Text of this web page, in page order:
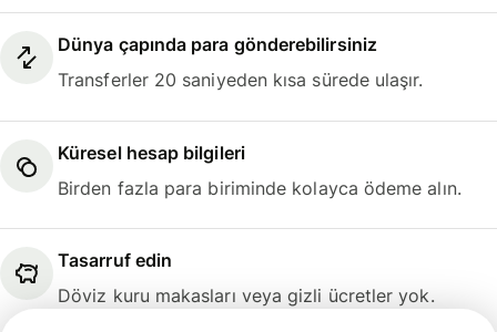
Dünya çapında para gönderebilirsiniz
Transferler 20 saniyeden kısa sürede ulaşır.
Küresel hesap bilgileri
Birden fazla para biriminde kolayca ödeme alın.
Tasarruf edin
Döviz kuru makasları veya gizli ücretler yok.